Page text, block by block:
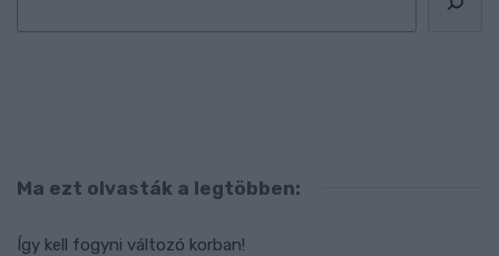
Ma ezt olvasták a legtöbben:
Így kell fogyni változó korban!